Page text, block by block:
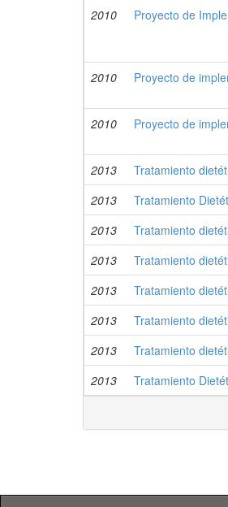
2010
Proyecto de
2010
Proyecto de
2010
Proyecto de
2013
Tratamiento
2013
Tratamiento
2013
Tratamiento
2013
Tratamiento
2013
Tratamiento
2013
Tratamiento
2013
Tratamiento
2013
Tratamiento